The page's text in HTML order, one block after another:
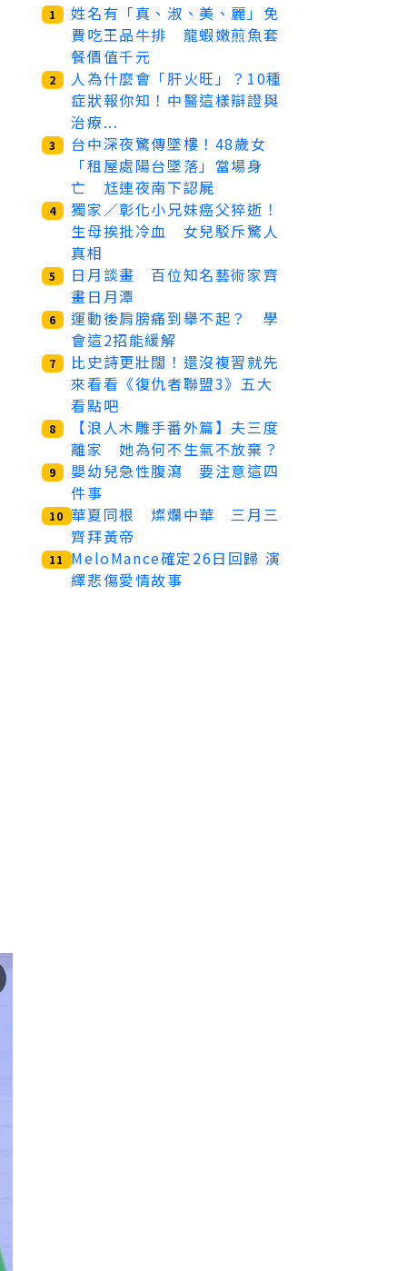
1
姓名有「真、淑、美、麗」免
費吃王品牛排 龍蝦嫩煎魚套
餐價值千元
2
人為什麼會「肝火旺」？10種
症狀報你知！中醫這樣辯證與
治療...
3
台中深夜驚傳墜樓！48歲女
「租屋處陽台墜落」當場身
亡 尪連夜南下認屍
4
獨家／彰化小兄妹癌父猝逝！
生母挨批冷血 女兒駁斥驚人
真相
5
日月談畫 百位知名藝術家齊
畫日月潭
6
運動後肩膀痛到舉不起？ 學
會這2招能緩解
7
比史詩更壯闊！還沒複習就先
來看看《復仇者聯盟3》五大
看點吧
8
【浪人木雕手番外篇】夫三度
離家 她為何不生氣不放棄？
9
嬰幼兒急性腹瀉 要注意這四
件事
10 華夏同根 燦爛中華 三月三
齊拜黃帝
11
MeloMance確定26日回歸 演
繹悲傷愛情故事